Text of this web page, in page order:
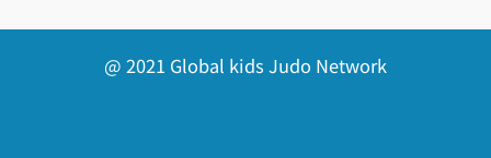
@ 2021 Global kids Judo Network